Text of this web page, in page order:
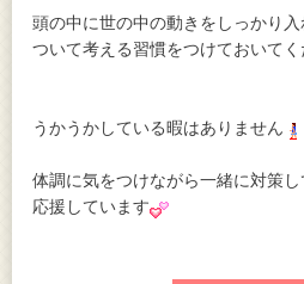
頭の中に世の中の動きをしっかり
ついて考える習慣をつけておいて
うかうかしている暇はありません
体調に気をつけながら一緒に対策
応援しています